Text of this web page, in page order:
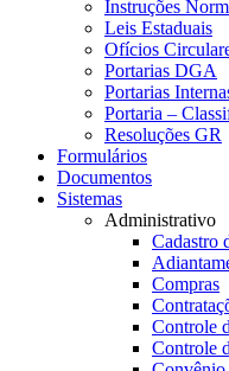
Instruções
Leis Estaduais
Ofícios
Portarias DGA
Portarias
Portaria –
Resoluções GR
Formulários
Documentos
Sistemas
Administrativo
Cadastro
Compras
Controle
Controle